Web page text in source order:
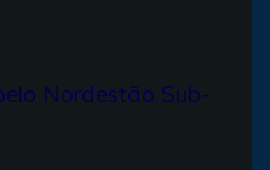
Nordestão Sub-